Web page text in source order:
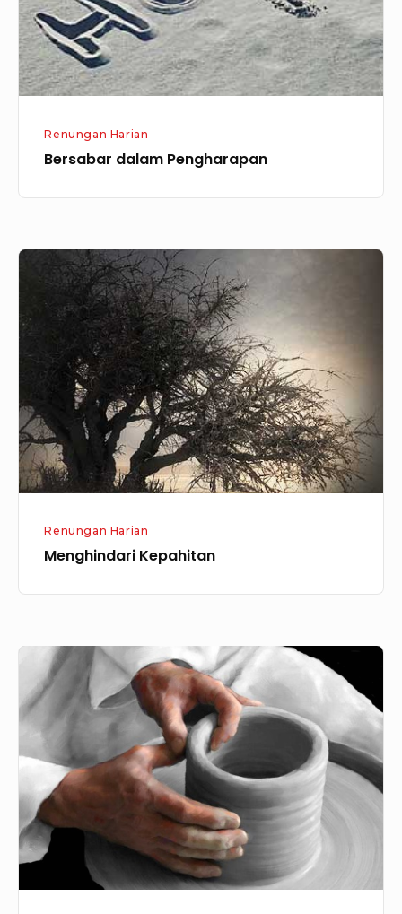
Renungan Harian
Bersabar dalam Pengharapan
Menghindari
Kepahitan
Renungan Harian
Menghindari Kepahitan
Proses
Tuhan